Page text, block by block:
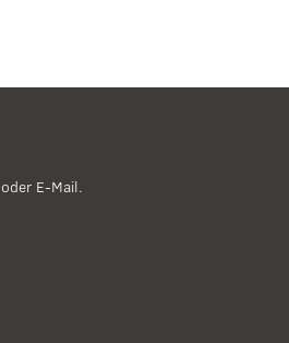
E-Mail.